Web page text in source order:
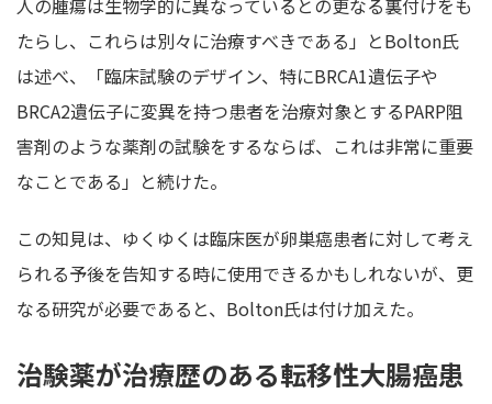
たらし、これらは別々に治療すべきである」とBolton氏
は述べ、「臨床試験のデザイン、特にBRCA1遺伝子や
BRCA2遺伝子に変異を持つ患者を治療対象とするPARP阻
害剤のような薬剤の試験をするならば、これは非常に重要
なことである」と続けた。
この知見は、ゆくゆくは臨床医が卵巣癌患者に対して考え
られる予後を告知する時に使用できるかもしれないが、更
なる研究が必要であると、Bolton氏は付け加えた。
治験薬が治療歴のある転移性大腸癌患